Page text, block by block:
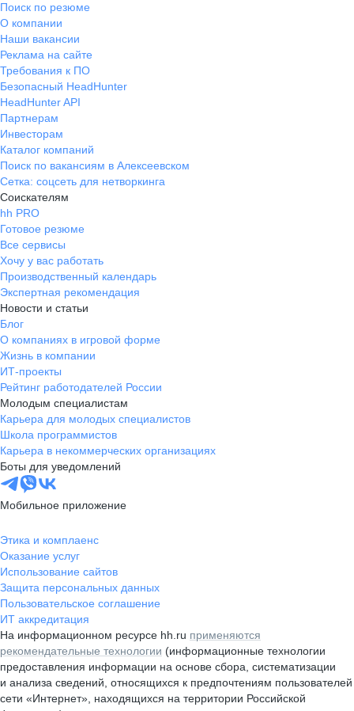
Поиск по резюме
О компании
Наши вакансии
Реклама на сайте
Требования к ПО
Безопасный HeadHunter
HeadHunter API
Партнерам
Инвесторам
Каталог компаний
Поиск по вакансиям в Алексеевском
Сетка: соцсеть для нетворкинга
Соискателям
hh PRO
Готовое резюме
Все сервисы
Хочу у вас работать
Производственный календарь
Экспертная рекомендация
Новости и статьи
Блог
О компаниях в игровой форме
Жизнь в компании
ИТ-проекты
Рейтинг работодателей России
Молодым специалистам
Карьера для молодых специалистов
Школа программистов
Карьера в некоммерческих организациях
Боты для уведомлений
Мобильное приложение
Этика и комплаенс
Оказание услуг
Использование сайтов
Защита персональных данных
Пользовательское соглашение
ИТ аккредитация
На информационном ресурсе hh.ru применяются
рекомендательные технологии (информационные технологии
предоставления информации на основе сбора, систематизации
и анализа сведений, относящихся к предпочтениям пользователей
сети «Интернет», находящихся на территории Российской